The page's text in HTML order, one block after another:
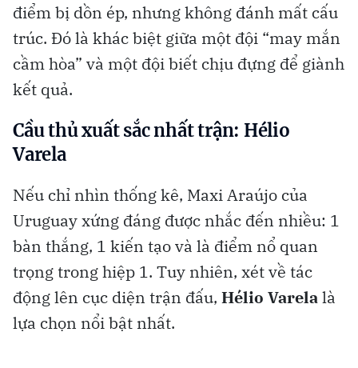
điểm bị dồn ép, nhưng không đánh mất cấu
trúc. Đó là khác biệt giữa một đội “may mắn
cầm hòa” và một đội biết chịu đựng để giành
kết quả.
Cầu thủ xuất sắc nhất trận: Hélio
Varela
Nếu chỉ nhìn thống kê, Maxi Araújo của
Uruguay xứng đáng được nhắc đến nhiều: 1
bàn thắng, 1 kiến tạo và là điểm nổ quan
trọng trong hiệp 1. Tuy nhiên, xét về tác
động lên cục diện trận đấu, Hélio Varelalà
lựa chọn nổi bật nhất.